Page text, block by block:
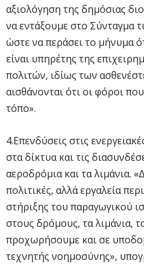
αξιολόγηση της δημόσιας
να εντάξουμε στο Σύνταγμα
ώστε να περάσει το μήνυμα
είναι υπηρέτης της
πολιτών, ιδίως των
αισθάνονται ότι οι φόροι
τόπο».
4.Επενδύσεις στις
στα δίκτυα και τις
αεροδρόμια και τα λιμάνια.
πολιτικές, αλλά εργαλεία
στήριξης του παραγωγικού
στους δρόμους, τα λιμάνια,
προχωρήσουμε και σε
τεχνητής νοημοσύνης»,